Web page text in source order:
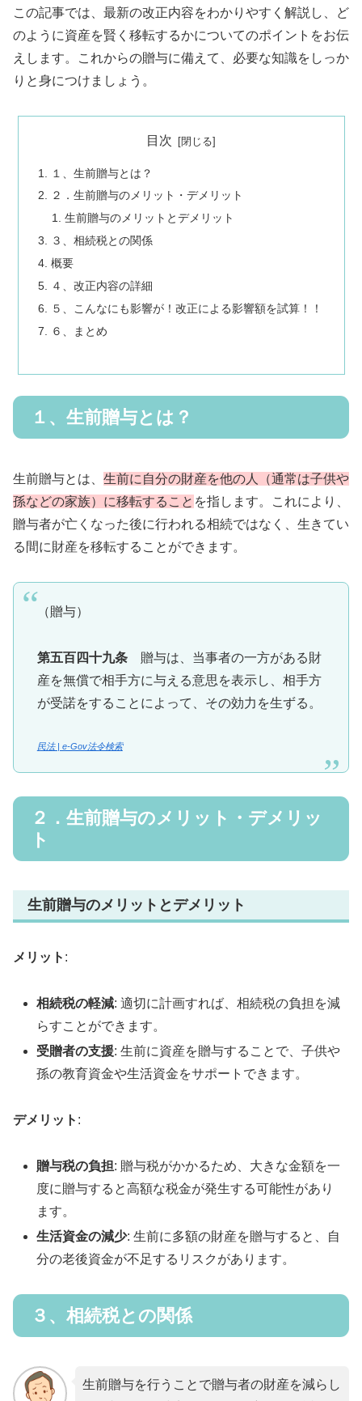
この記事では、最新の改正内容をわかりやすく解説し、ど
のように資産を賢く移転するかについてのポイントをお伝
えします。これからの贈与に備えて、必要な知識をしっか
りと身につけましょう。
目次
１、生前贈与とは？
２．生前贈与のメリット・デメリット
生前贈与のメリットとデメリット
３、相続税との関係
概要
４、改正内容の詳細
５、こんなにも影響が！改正による影響額を試算！！
６、まとめ
１、生前贈与とは？
生前贈与とは、 生前に自分の財産を他の人（通常は子供や
孫などの家族）に移転すること を指します。これにより、
贈与者が亡くなった後に行われる相続ではなく、生きてい
る間に財産を移転することができます。
（贈与）
第五百四十九条贈与は、当事者の一方がある財
産を無償で相手方に与える意思を表示し、相手方
が受諾をすることによって、その効力を生ずる。
民法 | e-Gov法令検索
２．生前贈与のメリット・デメリッ
ト
生前贈与のメリットとデメリット
メリット :
相続税の軽減: 適切に計画すれば、相続税の負担を減
らすことができます。
受贈者の支援: 生前に資産を贈与することで、子供や
孫の教育資金や生活資金をサポートできます。
デメリット :
贈与税の負担: 贈与税がかかるため、大きな金額を一
度に贈与すると高額な税金が発生する可能性があり
ます。
生活資金の減少: 生前に多額の財産を贈与すると、自
分の老後資金が不足するリスクがあります。
３、相続税との関係
生前贈与を行うことで贈与者の財産を減らし